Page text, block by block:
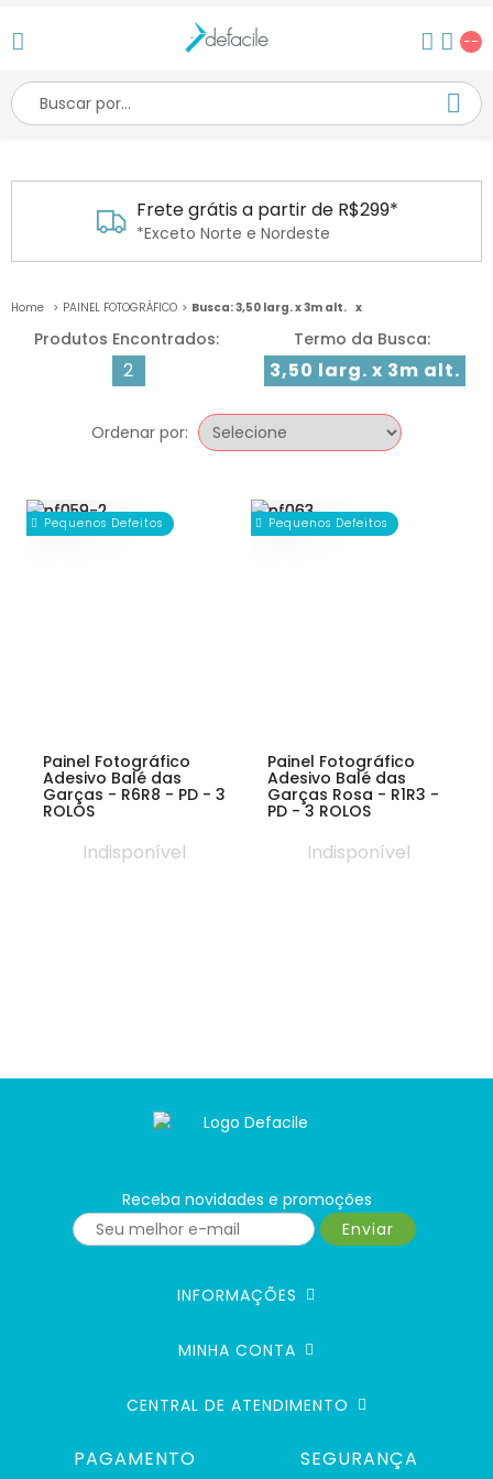
--
Frete grátis a partir de R$299*
*Exceto Norte e Nordeste
PAINEL FOTOGRÁFICO Busca: 3,50 larg. x 3m alt. x
2 3,50 larg. x 3m alt.
Ordenar por:
Pequenos Defeitos
Painel Fotográfico
Adesivo Balé das
Garças - R6R8 - PD - 3
ROLOS
Indisponível
Pequenos Defeitos
Painel Fotográfico
Adesivo Balé das
Garças Rosa - R1R3 -
PD - 3 ROLOS
Indisponível
Receba novidades e promoções
Enviar
INFORMAÇÕES
MINHA CONTA
CENTRAL DE ATENDIMENTO
PAGAMENTO SEGURANÇA